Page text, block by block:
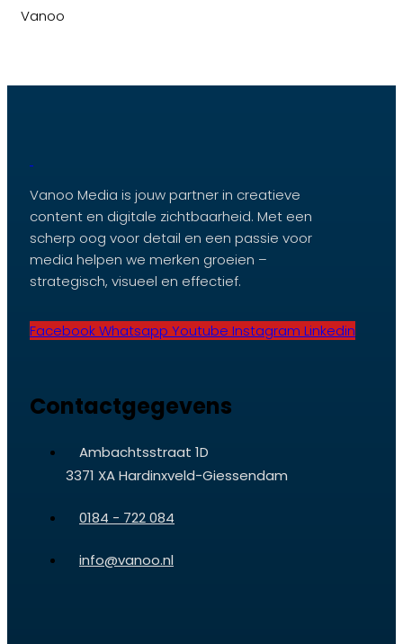
Vanoo
Vanoo Media is jouw partner in creatieve
content en digitale zichtbaarheid. Met een
scherp oog voor detail en een passie voor
media helpen we merken groeien –
strategisch, visueel en effectief.
FacebookWhatsapp Youtube Instagram Linkedin
Contactgegevens
Ambachtsstraat 1D
3371 XA Hardinxveld-Giessendam
0184 - 722 084
info@vanoo.nl